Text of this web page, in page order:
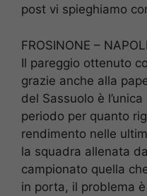
post vi spieghiamo
FROSINONE –
Il pareggio ottenuto
grazie anche alla
del Sassuolo è
periodo per quanto
rendimento nelle
la squadra allenata
campionato quella
in porta, il problema